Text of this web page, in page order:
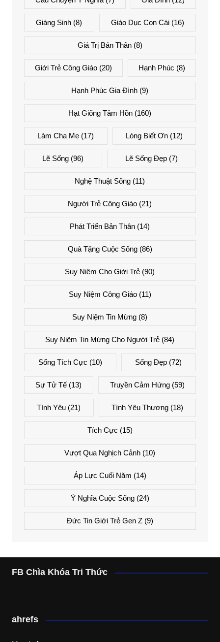
Giáng Sinh (8) Giáo Dục Con Cái(16)
Giá Trị Bản Thân(8)
Giới Trẻ Công Giáo(20) Hạnh Phúc (8)
Hạnh Phúc Gia Đình (9)
Hạt Giống Tâm Hồn (160)
Làm Cha Mẹ (17) Lòng Biết Ơn(12)
Lẽ Sống (96) Lẽ Sống Đẹp(7)
Nghệ Thuật Sống (11)
Người Trẻ Công Giáo (21)
Phát Triển Bản Thân (14)
Quà Tặng Cuộc Sống(86)
Suy Niệm Cho Giới Trẻ (90)
Suy Niệm Công Giáo(11)
Suy Niệm Tin Mừng (8)
Suy Niệm Tin Mừng Cho Người Trẻ (84)
Sống Tích Cực (10) Sống Đẹp (72)
Sự Tử Tế (13) Truyền Cảm Hứng(59)
Tình Yêu (21) Tình Yêu Thương(18)
Tích Cực (15)
Vượt Qua Nghịch Cảnh (10)
Áp Lực Cuối Năm (14)
Ý Nghĩa Cuộc Sống(24)
Đức Tin Giới Trẻ Gen Z(9)
FB Chìa Khóa Tri Thức
ahrefs